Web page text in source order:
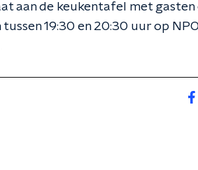
aan de keukentafel met gasten
19:30 en 20:30 uur op